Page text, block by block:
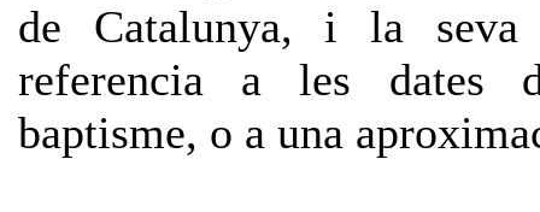
de Catalunya, i la seva
referencia a les dates
baptisme, o a una